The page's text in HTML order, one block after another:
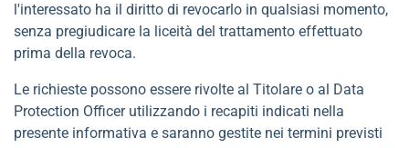
l'interessato ha il diritto di revocarlo in qualsiasi momento,
senza pregiudicare la liceità del trattamento effettuato
prima della revoca.
Le richieste possono essere rivolte al Titolare o al Data
Protection Officer utilizzando i recapiti indicati nella
presente informativa e saranno gestite nei termini previsti